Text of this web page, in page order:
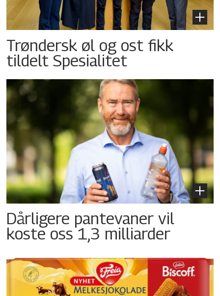
Trøndersk øl og ost fikk
tildelt Spesialitet
Dårligere pantevaner vil
koste oss 1,3 milliarder